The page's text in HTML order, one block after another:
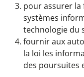
pour assurer
systèmes
technologie du
fournir aux
la loi les
des poursuites